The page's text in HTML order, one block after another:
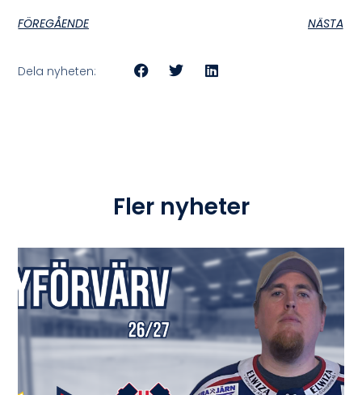
FÖREGÅENDE NÄSTA
Dela nyheten:
Fler nyheter